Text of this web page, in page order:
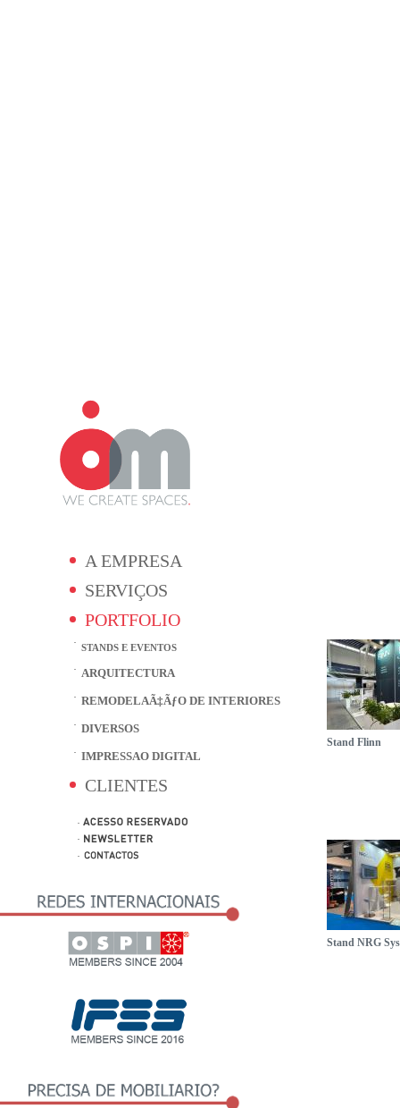
A EMPRESA
SERVIÇOS
PORTFOLIO
STANDS E EVENTOS
ARQUITECTURA
REMODELAÃ‡ÃƒO DE INTERIORES
DIVERSOS
IMPRESSAO DIGITAL
CLIENTES
Stand Flinn
Stand NRG